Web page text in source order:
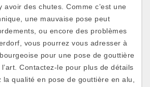
avoir des chutes. Comme c’est une
une mauvaise pose peut
ou encore des problèmes
vous pourrez vous adresser à
pour une pose de gouttière
Contactez-le pour plus de détails
qualité en pose de gouttière en alu,